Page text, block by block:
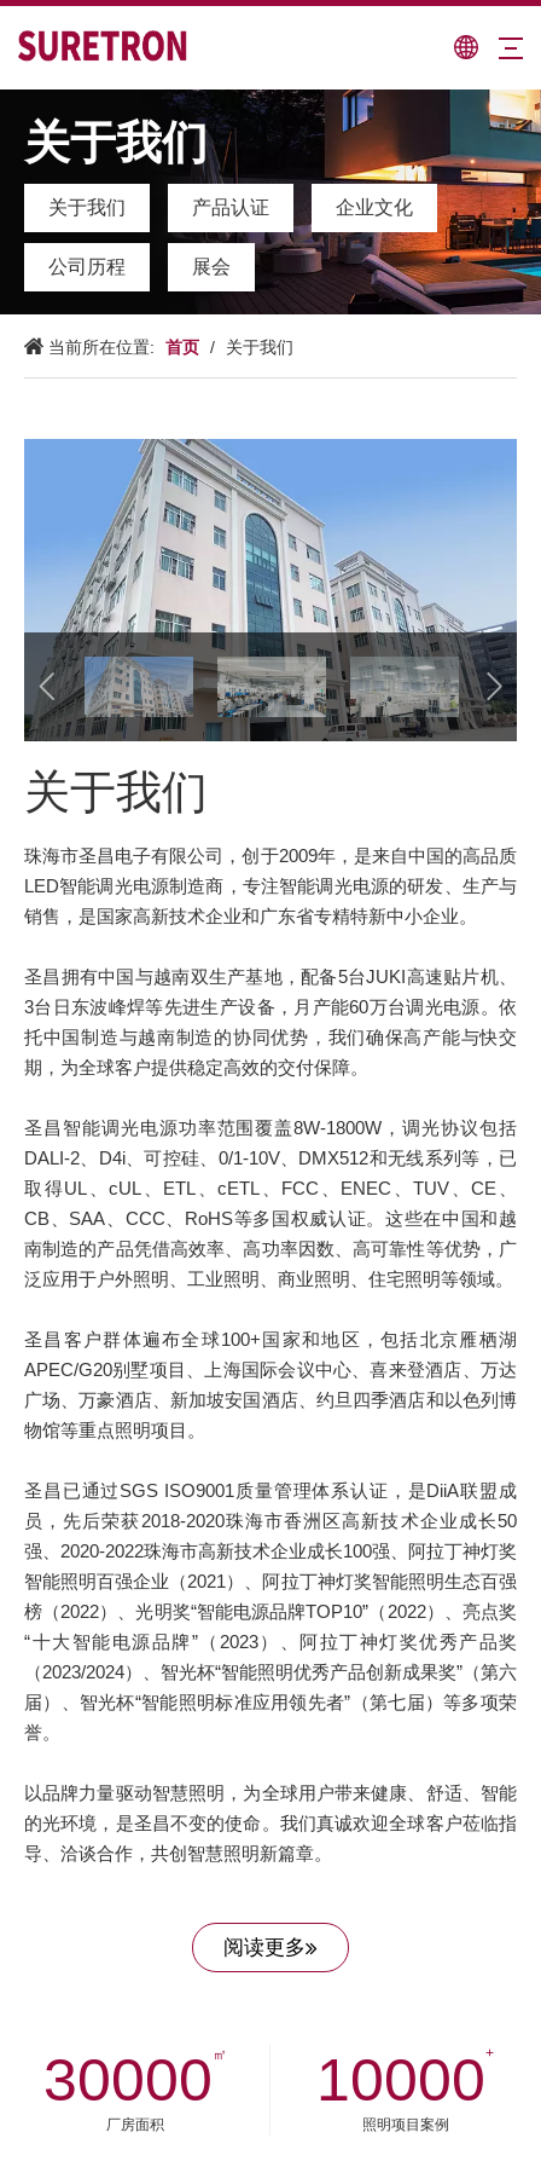
关于我们
关于我们 产品认证 企业文化
公司历程 展会
当前所在位置: 首页 / 关于我们
关于我们
珠海市圣昌电子有限公司，创于2009年，是来自中国的高品质
LED智能调光电源制造商，专注智能调光电源的研发、生产与
销售，是国家高新技术企业和广东省专精特新中小企业。
圣昌拥有中国与越南双生产基地，配备5台JUKI高速贴片机、
3台日东波峰焊等先进生产设备，月产能60万台调光电源。依
托中国制造与越南制造的协同优势，我们确保高产能与快交
期，为全球客户提供稳定高效的交付保障。
圣昌智能调光电源功率范围覆盖8W-1800W，调光协议包括
DALI-2、D4i、可控硅、0/1-10V、DMX512和无线系列等，已
取得UL、cUL、ETL、cETL、FCC、ENEC、TUV、CE、
CB、SAA、CCC、RoHS等多国权威认证。这些在中国和越
南制造的产品凭借高效率、高功率因数、高可靠性等优势，广
泛应用于户外照明、工业照明、商业照明、住宅照明等领域。
圣昌客户群体遍布全球100+国家和地区，包括北京雁栖湖
APEC/G20别墅项目、上海国际会议中心、喜来登酒店、万达
广场、万豪酒店、新加坡安国酒店、约旦四季酒店和以色列博
物馆等重点照明项目。
圣昌已通过SGS ISO9001质量管理体系认证，是DiiA联盟成
员，先后荣获2018-2020珠海市香洲区高新技术企业成长50
强、2020-2022珠海市高新技术企业成长100强、阿拉丁神灯奖
智能照明百强企业（2021）、阿拉丁神灯奖智能照明生态百强
榜（2022）、光明奖“智能电源品牌TOP10”（2022）、亮点奖
“十大智能电源品牌”（2023）、阿拉丁神灯奖优秀产品奖
（2023/2024）、智光杯“智能照明优秀产品创新成果奖”（第六
届）、智光杯“智能照明标准应用领先者”（第七届）等多项荣
誉。
以品牌力量驱动智慧照明，为全球用户带来健康、舒适、智能
的光环境，是圣昌不变的使命。我们真诚欢迎全球客户莅临指
导、洽谈合作，共创智慧照明新篇章。
阅读更多
30000 ㎡
厂房面积
10000+
照明项目案例